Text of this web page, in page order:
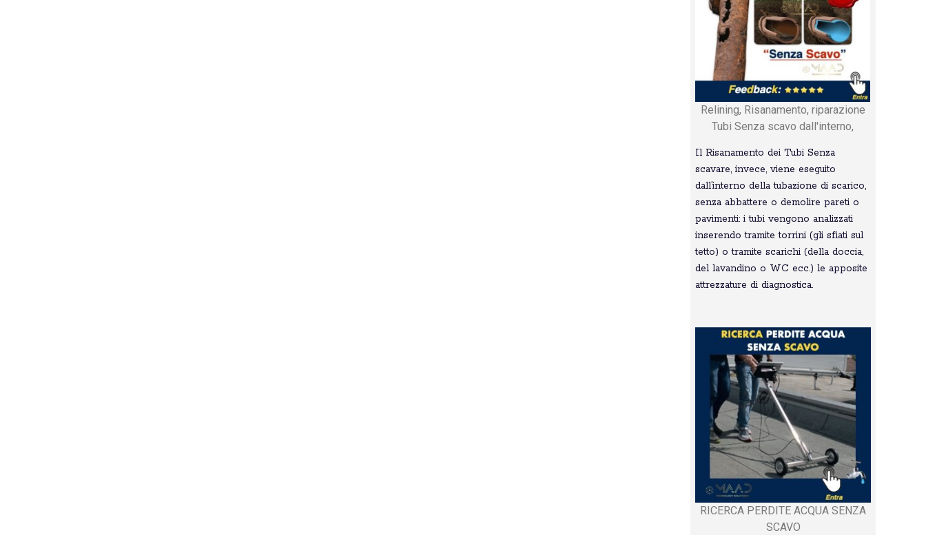
Relining, Risanamento, riparazione
Tubi Senza scavo dall'interno,
Il Risanamento dei Tubi Senza
scavare, invece, viene eseguito
dall’interno della tubazione di scarico,
senza abbattere o demolire pareti o
pavimenti: i tubi vengono analizzati
inserendo tramite torrini (gli sfiati sul
tetto) o tramite scarichi (della doccia,
del lavandino o WC ecc.) le apposite
attrezzature di diagnostica.
RICERCA PERDITE ACQUA SENZA
SCAVO